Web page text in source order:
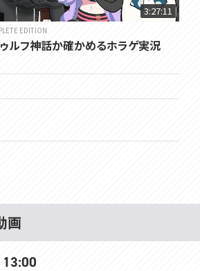
3:27:11
EDITION
ルフ神話か確かめるホラゲ実況
画